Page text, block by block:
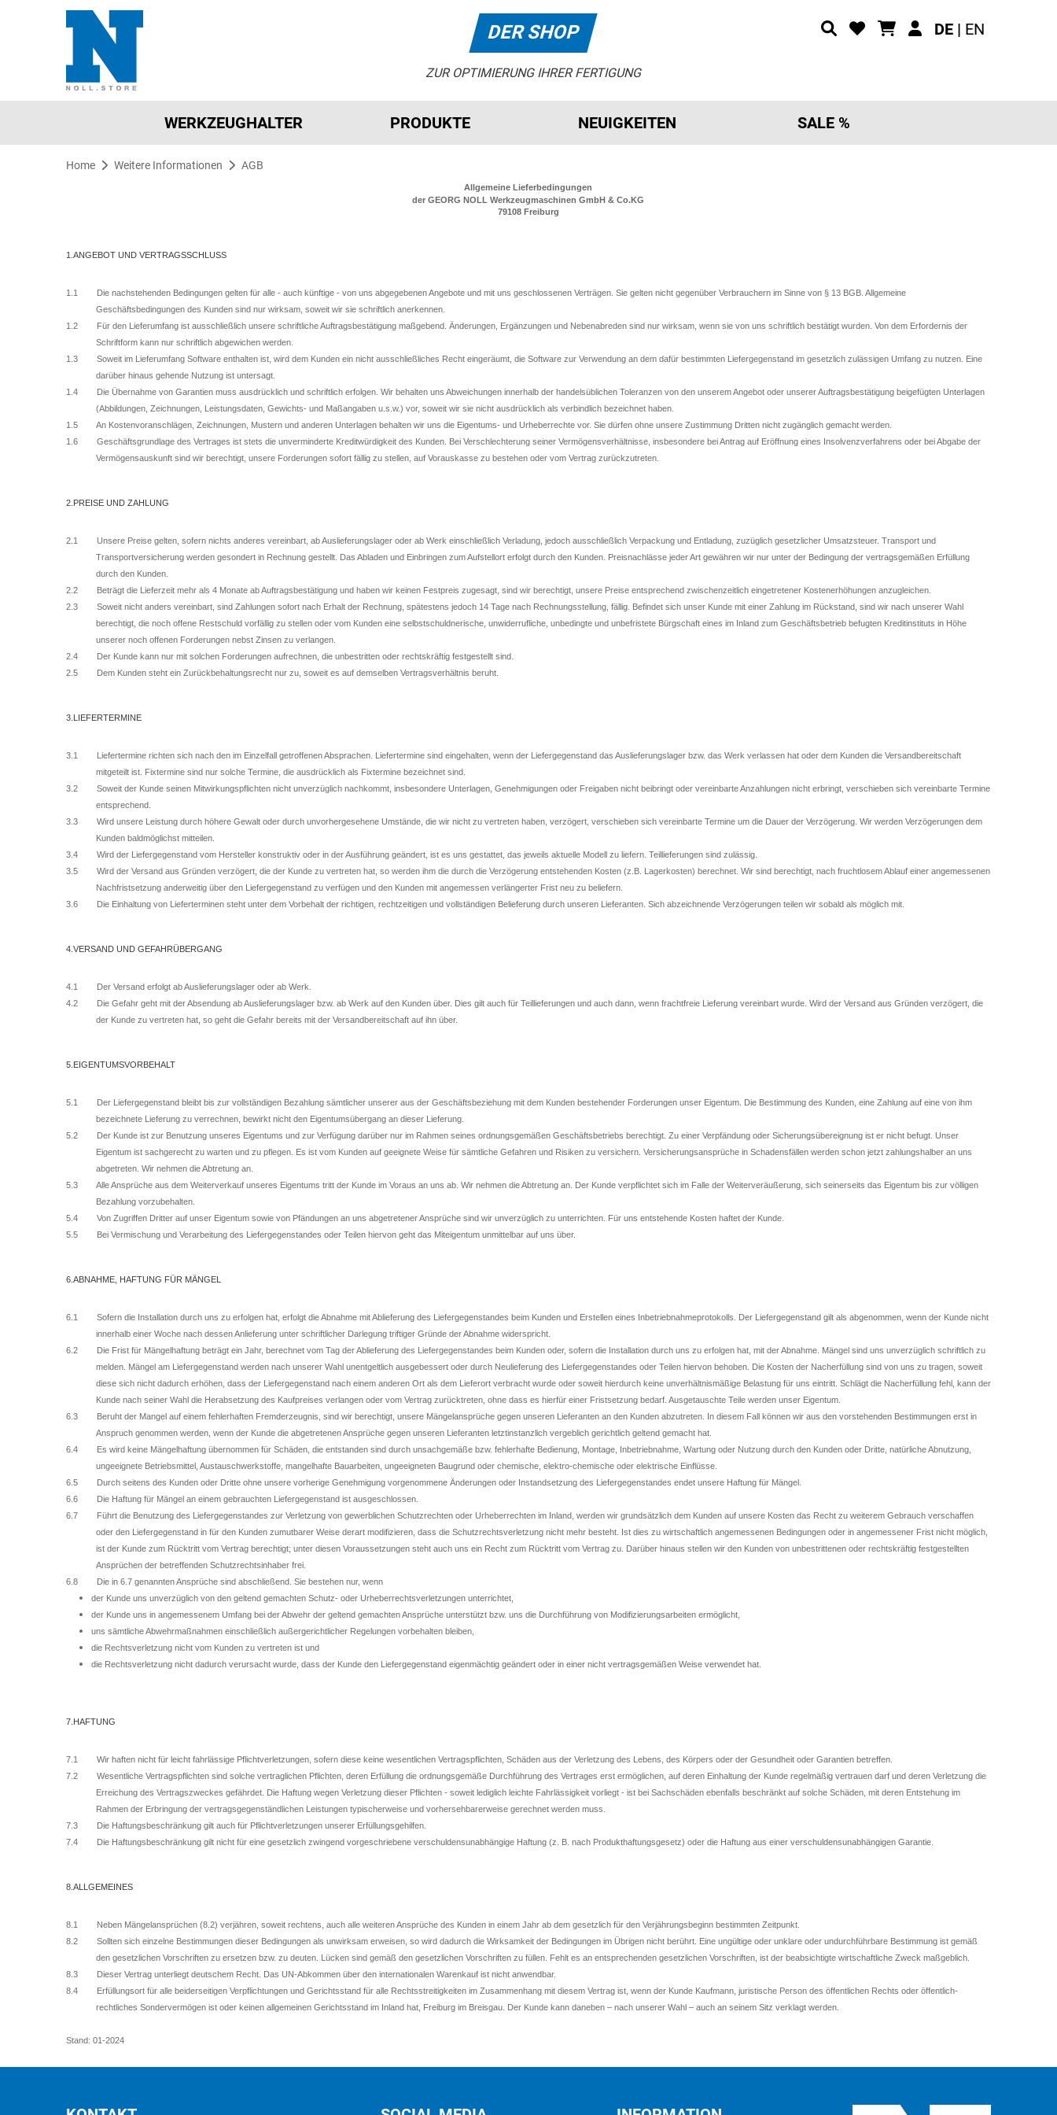
DER SHOP
ZUR OPTIMIERUNG IHRER FERTIGUNG
DE | EN
WERKZEUGHALTER PRODUKTE NEUIGKEITEN SALE %
Home Weitere Informationen AGB
Allgemeine Lieferbedingungen
der GEORG NOLL Werkzeugmaschinen GmbH & Co.KG
79108 Freiburg
1.ANGEBOT UND VERTRAGSSCHLUSS
1.1 Die nachstehenden Bedingungen gelten für alle - auch künftige - von uns abgegebenen Angebote und mit uns geschlossenen Verträgen. Sie gelten nicht gegenüber Verbrauchern im Sinne von § 13 BGB. Allgemeine
Geschäftsbedingungen des Kunden sind nur wirksam, soweit wir sie schriftlich anerkennen.
1.2 Für den Lieferumfang ist ausschließlich unsere schriftliche Auftragsbestätigung maßgebend. Änderungen, Ergänzungen und Nebenabreden sind nur wirksam, wenn sie von uns schriftlich bestätigt wurden. Von dem Erfordernis der
Schriftform kann nur schriftlich abgewichen werden.
1.3 Soweit im Lieferumfang Software enthalten ist, wird dem Kunden ein nicht ausschließliches Recht eingeräumt, die Software zur Verwendung an dem dafür bestimmten Liefergegenstand im gesetzlich zulässigen Umfang zu nutzen. Eine
darüber hinaus gehende Nutzung ist untersagt.
1.4 Die Übernahme von Garantien muss ausdrücklich und schriftlich erfolgen. Wir behalten uns Abweichungen innerhalb der handelsüblichen Toleranzen von den unserem Angebot oder unserer Auftragsbestätigung beigefügten Unterlagen
(Abbildungen, Zeichnungen, Leistungsdaten, Gewichts- und Maßangaben u.s.w.) vor, soweit wir sie nicht ausdrücklich als verbindlich bezeichnet haben.
1.5 An Kostenvoranschlägen, Zeichnungen, Mustern und anderen Unterlagen behalten wir uns die Eigentums- und Urheberrechte vor. Sie dürfen ohne unsere Zustimmung Dritten nicht zugänglich gemacht werden.
1.6 Geschäftsgrundlage des Vertrages ist stets die unverminderte Kreditwürdigkeit des Kunden. Bei Verschlechterung seiner Vermögensverhältnisse, insbesondere bei Antrag auf Eröffnung eines Insolvenzverfahrens oder bei Abgabe der
Vermögensauskunft sind wir berechtigt, unsere Forderungen sofort fällig zu stellen, auf Vorauskasse zu bestehen oder vom Vertrag zurückzutreten.
2.PREISE UND ZAHLUNG
2.1 Unsere Preise gelten, sofern nichts anderes vereinbart, ab Auslieferungslager oder ab Werk einschließlich Verladung, jedoch ausschließlich Verpackung und Entladung, zuzüglich gesetzlicher Umsatzsteuer. Transport und
Transportversicherung werden gesondert in Rechnung gestellt. Das Abladen und Einbringen zum Aufstellort erfolgt durch den Kunden. Preisnachlässe jeder Art gewähren wir nur unter der Bedingung der vertragsgemäßen Erfüllung
durch den Kunden.
2.2 Beträgt die Lieferzeit mehr als 4 Monate ab Auftragsbestätigung und haben wir keinen Festpreis zugesagt, sind wir berechtigt, unsere Preise entsprechend zwischenzeitlich eingetretener Kostenerhöhungen anzugleichen.
2.3 Soweit nicht anders vereinbart, sind Zahlungen sofort nach Erhalt der Rechnung, spätestens jedoch 14 Tage nach Rechnungsstellung, fällig. Befindet sich unser Kunde mit einer Zahlung im Rückstand, sind wir nach unserer Wahl
berechtigt, die noch offene Restschuld vorfällig zu stellen oder vom Kunden eine selbstschuldnerische, unwiderrufliche, unbedingte und unbefristete Bürgschaft eines im Inland zum Geschäftsbetrieb befugten Kreditinstituts in Höhe
unserer noch offenen Forderungen nebst Zinsen zu verlangen.
2.4 Der Kunde kann nur mit solchen Forderungen aufrechnen, die unbestritten oder rechtskräftig festgestellt sind.
2.5 Dem Kunden steht ein Zurückbehaltungsrecht nur zu, soweit es auf demselben Vertragsverhältnis beruht.
3.LIEFERTERMINE
3.1 Liefertermine richten sich nach den im Einzelfall getroffenen Absprachen. Liefertermine sind eingehalten, wenn der Liefergegenstand das Auslieferungslager bzw. das Werk verlassen hat oder dem Kunden die Versandbereitschaft
mitgeteilt ist. Fixtermine sind nur solche Termine, die ausdrücklich als Fixtermine bezeichnet sind.
3.2 Soweit der Kunde seinen Mitwirkungspflichten nicht unverzüglich nachkommt, insbesondere Unterlagen, Genehmigungen oder Freigaben nicht beibringt oder vereinbarte Anzahlungen nicht erbringt, verschieben sich vereinbarte Termine
entsprechend.
3.3 Wird unsere Leistung durch höhere Gewalt oder durch unvorhergesehene Umstände, die wir nicht zu vertreten haben, verzögert, verschieben sich vereinbarte Termine um die Dauer der Verzögerung. Wir werden Verzögerungen dem
Kunden baldmöglichst mitteilen.
3.4 Wird der Liefergegenstand vom Hersteller konstruktiv oder in der Ausführung geändert, ist es uns gestattet, das jeweils aktuelle Modell zu liefern. Teillieferungen sind zulässig.
3.5 Wird der Versand aus Gründen verzögert, die der Kunde zu vertreten hat, so werden ihm die durch die Verzögerung entstehenden Kosten (z.B. Lagerkosten) berechnet. Wir sind berechtigt, nach fruchtlosem Ablauf einer angemessenen
Nachfristsetzung anderweitig über den Liefergegenstand zu verfügen und den Kunden mit angemessen verlängerter Frist neu zu beliefern.
3.6 Die Einhaltung von Lieferterminen steht unter dem Vorbehalt der richtigen, rechtzeitigen und vollständigen Belieferung durch unseren Lieferanten. Sich abzeichnende Verzögerungen teilen wir sobald als möglich mit.
4.VERSAND UND GEFAHRÜBERGANG
4.1 Der Versand erfolgt ab Auslieferungslager oder ab Werk.
4.2 Die Gefahr geht mit der Absendung ab Auslieferungslager bzw. ab Werk auf den Kunden über. Dies gilt auch für Teillieferungen und auch dann, wenn frachtfreie Lieferung vereinbart wurde. Wird der Versand aus Gründen verzögert, die
der Kunde zu vertreten hat, so geht die Gefahr bereits mit der Versandbereitschaft auf ihn über.
5.EIGENTUMSVORBEHALT
5.1 Der Liefergegenstand bleibt bis zur vollständigen Bezahlung sämtlicher unserer aus der Geschäftsbeziehung mit dem Kunden bestehender Forderungen unser Eigentum. Die Bestimmung des Kunden, eine Zahlung auf eine von ihm
bezeichnete Lieferung zu verrechnen, bewirkt nicht den Eigentumsübergang an dieser Lieferung.
5.2 Der Kunde ist zur Benutzung unseres Eigentums und zur Verfügung darüber nur im Rahmen seines ordnungsgemäßen Geschäftsbetriebs berechtigt. Zu einer Verpfändung oder Sicherungsübereignung ist er nicht befugt. Unser
Eigentum ist sachgerecht zu warten und zu pflegen. Es ist vom Kunden auf geeignete Weise für sämtliche Gefahren und Risiken zu versichern. Versicherungsansprüche in Schadensfällen werden schon jetzt zahlungshalber an uns
abgetreten. Wir nehmen die Abtretung an.
5.3 Alle Ansprüche aus dem Weiterverkauf unseres Eigentums tritt der Kunde im Voraus an uns ab. Wir nehmen die Abtretung an. Der Kunde verpflichtet sich im Falle der Weiterveräußerung, sich seinerseits das Eigentum bis zur völligen
Bezahlung vorzubehalten.
5.4 Von Zugriffen Dritter auf unser Eigentum sowie von Pfändungen an uns abgetretener Ansprüche sind wir unverzüglich zu unterrichten. Für uns entstehende Kosten haftet der Kunde.
5.5 Bei Vermischung und Verarbeitung des Liefergegenstandes oder Teilen hiervon geht das Miteigentum unmittelbar auf uns über.
6.ABNAHME, HAFTUNG FÜR MÄNGEL
6.1 Sofern die Installation durch uns zu erfolgen hat, erfolgt die Abnahme mit Ablieferung des Liefergegenstandes beim Kunden und Erstellen eines Inbetriebnahmeprotokolls. Der Liefergegenstand gilt als abgenommen, wenn der Kunde nicht
innerhalb einer Woche nach dessen Anlieferung unter schriftlicher Darlegung triftiger Gründe der Abnahme widerspricht.
6.2 Die Frist für Mängelhaftung beträgt ein Jahr, berechnet vom Tag der Ablieferung des Liefergegenstandes beim Kunden oder, sofern die Installation durch uns zu erfolgen hat, mit der Abnahme. Mängel sind uns unverzüglich schriftlich zu
melden. Mängel am Liefergegenstand werden nach unserer Wahl unentgeltlich ausgebessert oder durch Neulieferung des Liefergegenstandes oder Teilen hiervon behoben. Die Kosten der Nacherfüllung sind von uns zu tragen, soweit
diese sich nicht dadurch erhöhen, dass der Liefergegenstand nach einem anderen Ort als dem Lieferort verbracht wurde oder soweit hierdurch keine unverhältnismäßige Belastung für uns eintritt. Schlägt die Nacherfüllung fehl, kann der
Kunde nach seiner Wahl die Herabsetzung des Kaufpreises verlangen oder vom Vertrag zurücktreten, ohne dass es hierfür einer Fristsetzung bedarf. Ausgetauschte Teile werden unser Eigentum.
6.3 Beruht der Mangel auf einem fehlerhaften Fremderzeugnis, sind wir berechtigt, unsere Mängelansprüche gegen unseren Lieferanten an den Kunden abzutreten. In diesem Fall können wir aus den vorstehenden Bestimmungen erst in
Anspruch genommen werden, wenn der Kunde die abgetretenen Ansprüche gegen unseren Lieferanten letztinstanzlich vergeblich gerichtlich geltend gemacht hat.
6.4 Es wird keine Mängelhaftung übernommen für Schäden, die entstanden sind durch unsachgemäße bzw. fehlerhafte Bedienung, Montage, Inbetriebnahme, Wartung oder Nutzung durch den Kunden oder Dritte, natürliche Abnutzung,
ungeeignete Betriebsmittel, Austauschwerkstoffe, mangelhafte Bauarbeiten, ungeeigneten Baugrund oder chemische, elektro-chemische oder elektrische Einflüsse.
6.5 Durch seitens des Kunden oder Dritte ohne unsere vorherige Genehmigung vorgenommene Änderungen oder Instandsetzung des Liefergegenstandes endet unsere Haftung für Mängel.
6.6 Die Haftung für Mängel an einem gebrauchten Liefergegenstand ist ausgeschlossen.
6.7 Führt die Benutzung des Liefergegenstandes zur Verletzung von gewerblichen Schutzrechten oder Urheberrechten im Inland, werden wir grundsätzlich dem Kunden auf unsere Kosten das Recht zu weiterem Gebrauch verschaffen
oder den Liefergegenstand in für den Kunden zumutbarer Weise derart modifizieren, dass die Schutzrechtsverletzung nicht mehr besteht. Ist dies zu wirtschaftlich angemessenen Bedingungen oder in angemessener Frist nicht möglich,
ist der Kunde zum Rücktritt vom Vertrag berechtigt; unter diesen Voraussetzungen steht auch uns ein Recht zum Rücktritt vom Vertrag zu. Darüber hinaus stellen wir den Kunden von unbestrittenen oder rechtskräftig festgestellten
Ansprüchen der betreffenden Schutzrechtsinhaber frei.
6.8 Die in 6.7 genannten Ansprüche sind abschließend. Sie bestehen nur, wenn
der Kunde uns unverzüglich von den geltend gemachten Schutz- oder Urheberrechtsverletzungen unterrichtet,
der Kunde uns in angemessenem Umfang bei der Abwehr der geltend gemachten Ansprüche unterstützt bzw. uns die Durchführung von Modifizierungsarbeiten ermöglicht,
uns sämtliche Abwehrmaßnahmen einschließlich außergerichtlicher Regelungen vorbehalten bleiben,
die Rechtsverletzung nicht vom Kunden zu vertreten ist und
die Rechtsverletzung nicht dadurch verursacht wurde, dass der Kunde den Liefergegenstand eigenmächtig geändert oder in einer nicht vertragsgemäßen Weise verwendet hat.
7.HAFTUNG
7.1 Wir haften nicht für leicht fahrlässige Pflichtverletzungen, sofern diese keine wesentlichen Vertragspflichten, Schäden aus der Verletzung des Lebens, des Körpers oder der Gesundheit oder Garantien betreffen.
7.2 Wesentliche Vertragspflichten sind solche vertraglichen Pflichten, deren Erfüllung die ordnungsgemäße Durchführung des Vertrages erst ermöglichen, auf deren Einhaltung der Kunde regelmäßig vertrauen darf und deren Verletzung die
Erreichung des Vertragszweckes gefährdet. Die Haftung wegen Verletzung dieser Pflichten - soweit lediglich leichte Fahrlässigkeit vorliegt - ist bei Sachschäden ebenfalls beschränkt auf solche Schäden, mit deren Entstehung im
Rahmen der Erbringung der vertragsgegenständlichen Leistungen typischerweise und vorhersehbarerweise gerechnet werden muss.
7.3 Die Haftungsbeschränkung gilt auch für Pflichtverletzungen unserer Erfüllungsgehilfen.
7.4 Die Haftungsbeschränkung gilt nicht für eine gesetzlich zwingend vorgeschriebene verschuldensunabhängige Haftung (z. B. nach Produkthaftungsgesetz) oder die Haftung aus einer verschuldensunabhängigen Garantie.
8.ALLGEMEINES
8.1 Neben Mängelansprüchen (8.2) verjähren, soweit rechtens, auch alle weiteren Ansprüche des Kunden in einem Jahr ab dem gesetzlich für den Verjährungsbeginn bestimmten Zeitpunkt.
8.2 Sollten sich einzelne Bestimmungen dieser Bedingungen als unwirksam erweisen, so wird dadurch die Wirksamkeit der Bedingungen im Übrigen nicht berührt. Eine ungültige oder unklare oder undurchführbare Bestimmung ist gemäß
den gesetzlichen Vorschriften zu ersetzen bzw. zu deuten. Lücken sind gemäß den gesetzlichen Vorschriften zu füllen. Fehlt es an entsprechenden gesetzlichen Vorschriften, ist der beabsichtigte wirtschaftliche Zweck maßgeblich.
8.3 Dieser Vertrag unterliegt deutschem Recht. Das UN-Abkommen über den internationalen Warenkauf ist nicht anwendbar.
8.4 Erfüllungsort für alle beiderseitigen Verpflichtungen und Gerichtsstand für alle Rechtsstreitigkeiten im Zusammenhang mit diesem Vertrag ist, wenn der Kunde Kaufmann, juristische Person des öffentlichen Rechts oder öffentlich-
rechtliches Sondervermögen ist oder keinen allgemeinen Gerichtsstand im Inland hat, Freiburg im Breisgau. Der Kunde kann daneben – nach unserer Wahl – auch an seinem Sitz verklagt werden.
Stand: 01-2024